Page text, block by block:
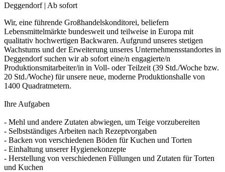
Deggendorf | Ab sofort
Wir, eine führende Großhandelskonditorei, beliefern
Lebensmittelmärkte bundesweit und teilweise in Europa mit
qualitativ hochwertigen Backwaren. Aufgrund unseres stetigen
Wachstums und der Erweiterung unseres Unternehmensstandortes in
Deggendorf suchen wir ab sofort eine/n engagierte/n
Produktionsmitarbeiter/in in Voll- oder Teilzeit (39 Std./Woche bzw.
20 Std./Woche) für unsere neue, moderne Produktionshalle von
1400 Quadratmetern.
Ihre Aufgaben
- Mehl und andere Zutaten abwiegen, um Teige vorzubereiten
- Selbstständiges Arbeiten nach Rezeptvorgaben
- Backen von verschiedenen Böden für Kuchen und Torten
- Einhaltung unserer Hygienekonzepte
- Herstellung von verschiedenen Füllungen und Zutaten für Torten
und Kuchen